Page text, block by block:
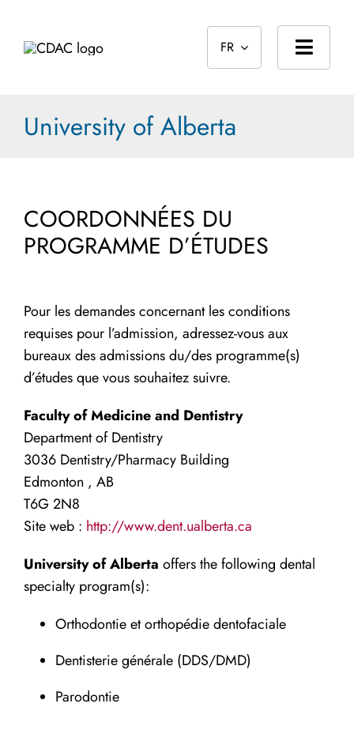
content
Le processus d’agrément
Reconnaissances des diplômes étrangers
FR
University of Alberta
COORDONNÉES DU
PROGRAMME D’ÉTUDES
Pour les demandes concernant les conditions
requises pour l’admission, adressez-vous aux
bureaux des admissions du/des programme(s)
d’études que vous souhaitez suivre.
Faculty of Medicine and Dentistry
Department of Dentistry
3036 Dentistry/Pharmacy Building
Edmonton , AB
T6G 2N8
Site web : http://www.dent.ualberta.ca
University of Alberta offers the following dental
specialty program(s):
Orthodontie et orthopédie dentofaciale
Dentisterie générale (DDS/DMD)
Parodontie